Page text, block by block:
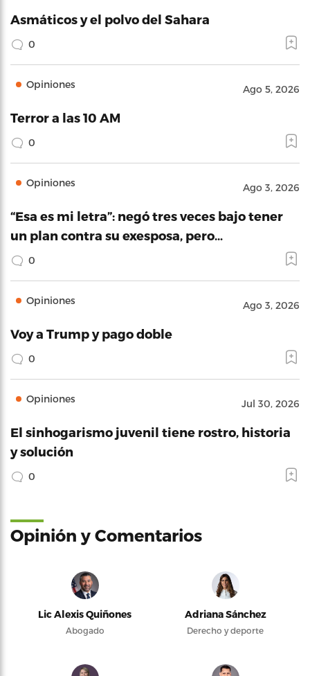
Asmáticos y el polvo del Sahara
0
Opiniones Ago 5, 2026
Terror a las 10 AM
0
Opiniones Ago 3, 2026
“Esa es mi letra”: negó tres veces bajo tener
un plan contra su exesposa, pero…
0
Opiniones Ago 3, 2026
Voy a Trump y pago doble
0
Opiniones Jul 30, 2026
El sinhogarismo juvenil tiene rostro, historia
y solución
0
Opinión y Comentarios
Lic Alexis Quiñones
Abogado
Adriana Sánchez
Derecho y deporte